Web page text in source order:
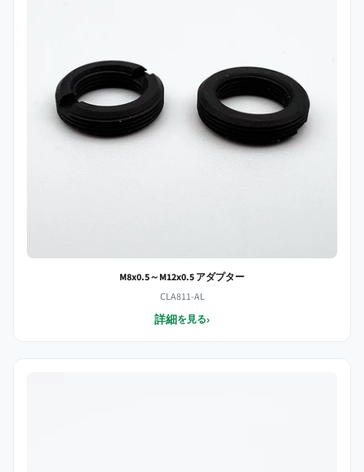
M8x0.5～M12x0.5 アダプター
CLA811-AL
詳細を見る›